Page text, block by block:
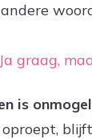
graag,
is